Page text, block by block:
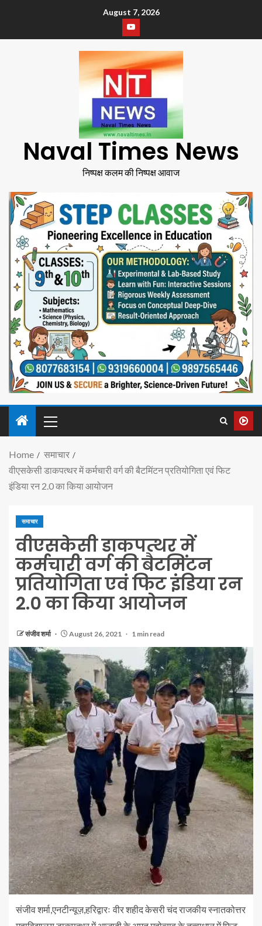
August 7, 2026
Naval Times News
निष्पक्ष कलम की निष्पक्ष आवाज
Home
समाचार
वीएसकेसी डाकपत्थर में कर्मचारी वर्ग की बैटमिंटन प्रतियोगिता एवं फिट
इंडिया रन 2.0 का किया आयोजन
समाचार
वीएसकेसी डाकपत्थर में
कर्मचारी वर्ग की बैटमिंटन
प्रतियोगिता एवं फिट इंडिया रन
2.0 का किया आयोजन
संजीव शर्मा August 26, 2021 1 min read
संजीवशर्माएनटीन्यूज़,हरिद्वारः वीर शहीद केसरी चंद राजकीय स्नातकोत्तर